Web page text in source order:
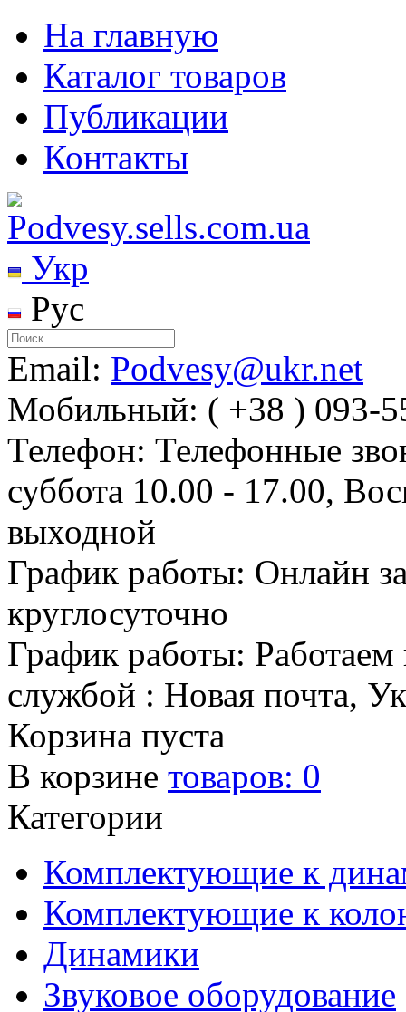
На главную
Каталог товаров
Публикации
Контакты
Укр
Рус
Email: Podvesy@ukr.net
Мобильный: ( +38 ) 093-
Телефон: Телефонные
суббота 10.00 - 17.00,
выходной
График работы: Онлайн
круглосуточно
График работы: Работаем
службой : Новая почта,
Корзина пуста
В корзине товаров: 0
Категории
Комплектующие к
Комплектующие к
Динамики
Звуковое оборудование